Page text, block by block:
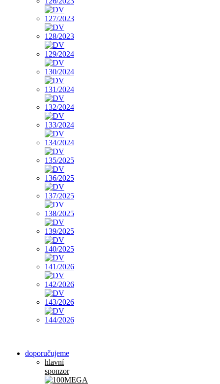
doporučujeme
hlavní
sponzor